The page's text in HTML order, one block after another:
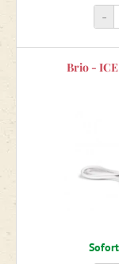
-
Brio -